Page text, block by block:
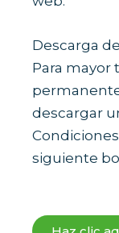
Descarga
Para mayor
descargar
siguiente